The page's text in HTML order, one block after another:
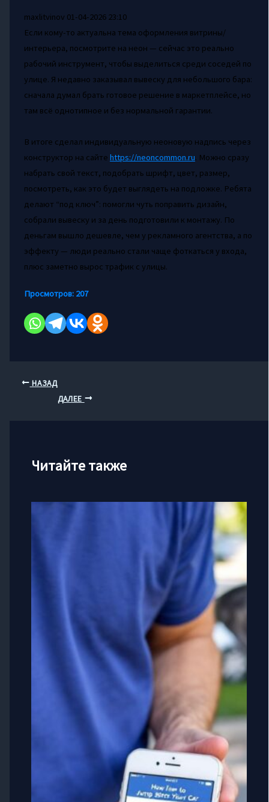
maxlitvinov 01-04-2026 23:10
Если кому-то актуальна тема оформления витрины/
интерьера, посмотрите на неон — сейчас это реально
рабочий инструмент, чтобы выделиться среди соседей по
улице. Я недавно заказывал вывеску для небольшого бара:
сначала думал брать готовое решение в маркетплейсе, но
там всё однотипное и без нормальной гарантии.
В итоге сделал индивидуальную неоновую надпись через
конструктор на сайте https://neoncommon.ru. Можно сразу
набрать свой текст, подобрать шрифт, цвет, размер,
посмотреть, как это будет выглядеть на подложке. Ребята
делают “под ключ”: помогли чуть поправить дизайн,
собрали вывеску и за день подготовили к монтажу. По
деньгам вышло дешевле, чем у рекламного агентства, а по
эффекту — люди реально стали чаще фоткаться у входа,
плюс заметно вырос трафик с улицы.
Просмотров: 207
НАЗАД
ДАЛЕЕ
Читайте также